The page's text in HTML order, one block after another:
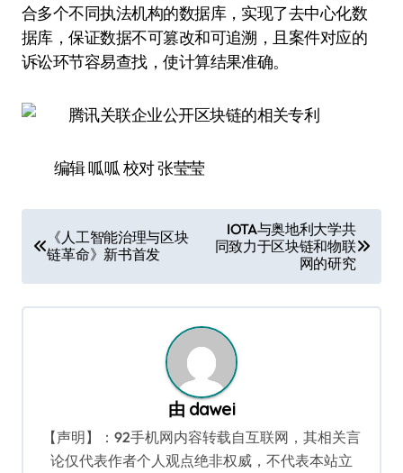
合多个不同执法机构的数据库，实现了去中心化数
据库，保证数据不可篡改和可追溯，且案件对应的
诉讼环节容易查找，使计算结果准确。
编辑 呱呱 校对 张莹莹
章
导
航
《人工智能治理与区块
链革命》新书首发
IOTA与奥地利大学共
同致力于区块链和物联
网的研究
由 dawei
【声明】：92手机网内容转载自互联网，其相关言
论仅代表作者个人观点绝非权威，不代表本站立